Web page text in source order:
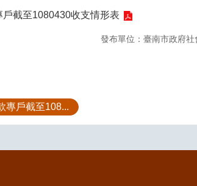
截至1080430收支情形表
發布單位：臺南市政府
專戶截至108...